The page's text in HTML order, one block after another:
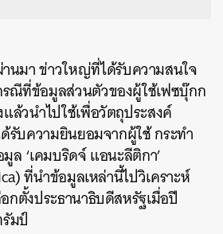
นมา ข่าวใหญ่ที่ได้รับความสนใจ
ณีที่ข้อมูลส่วนตัวของผู้ใช้เฟซบุ๊กก
ล้วนำไปใช้เพื่อวัตถุประสงค์
ด้รับความยินยอมจากผู้ใช้ กระทำ
ล ‘เคมบริดจ์ แอนะลีติกา’
ที่นำข้อมูลเหล่านี้ไปวิเคราะห์
กตั้งประธานาธิบดีสหรัฐเมื่อปี
มป์